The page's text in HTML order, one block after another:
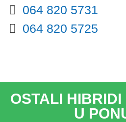
064 820 5731
064 820 5725
OSTALI
U